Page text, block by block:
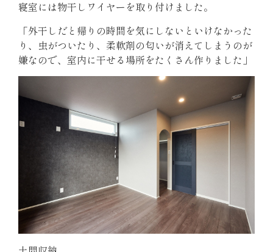
寝室には物干しワイヤーを取り付けました。
「外干しだと帰りの時間を気にしないといけなかった
り、虫がついたり、柔軟剤の匂いが消えてしまうのが
嫌なので、室内に干せる場所をたくさん作りました」